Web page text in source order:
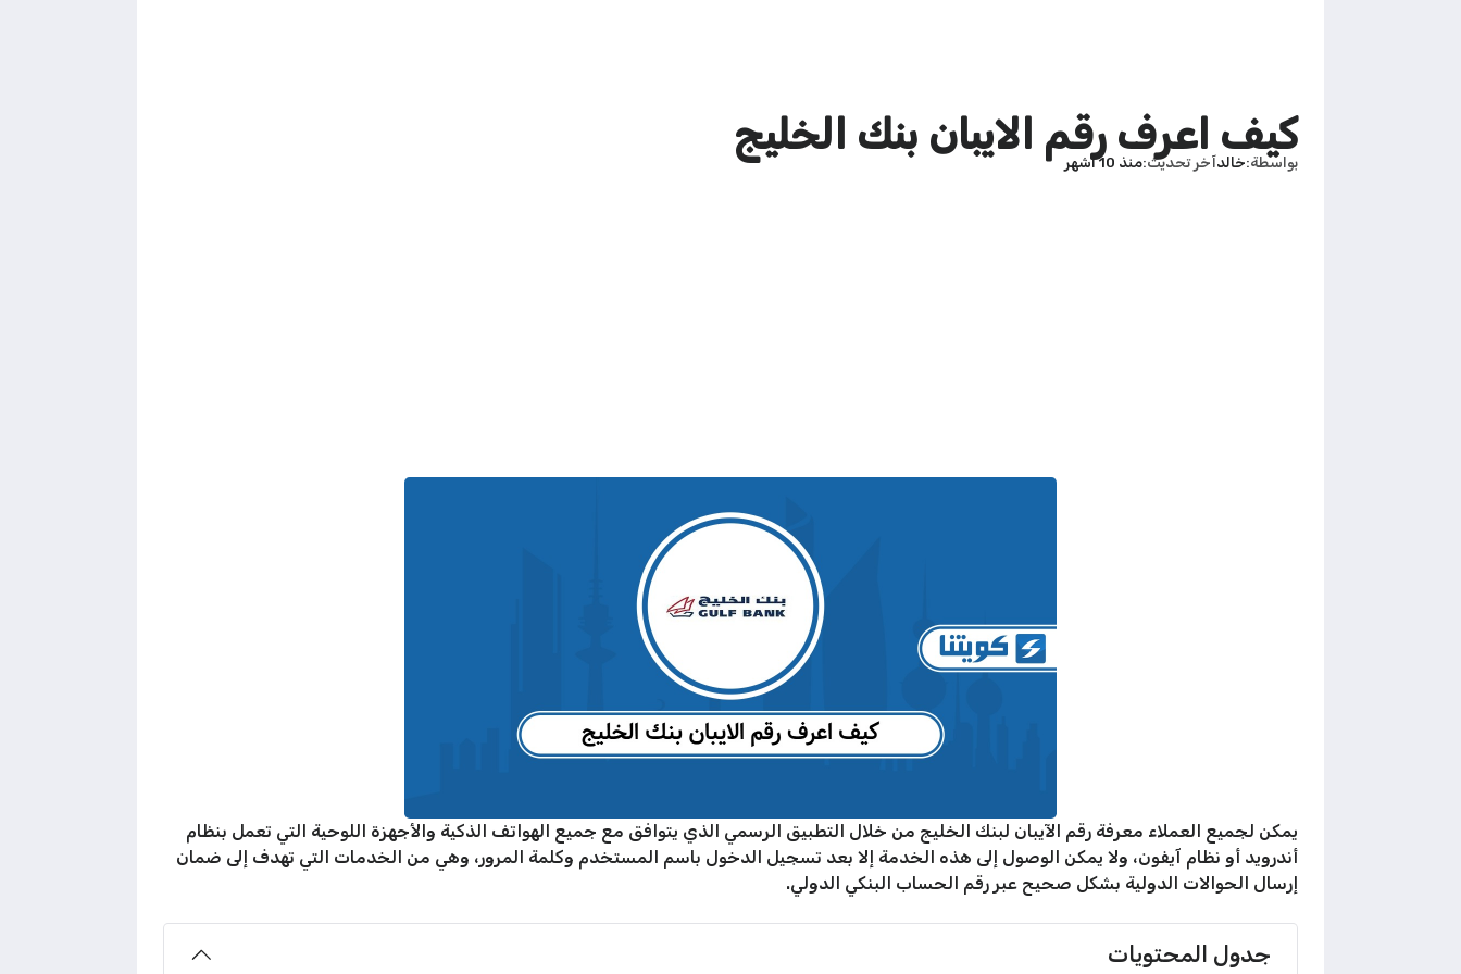
كيف اعرف رقم الايبان بنك الخليج
بواسطة خالدآخر تحديث منذ 10 أشهر
يمكن لجميع العملاء معرفة رقم الآيبان لبنك الخليج من خلال التطبيق الرسمي الذي يتوافق مع جميع الهواتف الذكية والأجهزة اللوحية التي تعمل بنظام
أندرويد أو نظام آيفون، ولا يمكن الوصول إلى هذه الخدمة إلا بعد تسجيل الدخول باسم المستخدم وكلمة المرور، وهي من الخدمات التي تهدف إلى ضمان
إرسال الحوالات الدولية بشكل صحيح عبر رقم الحساب البنكي الدولي.
جدول المحتويات